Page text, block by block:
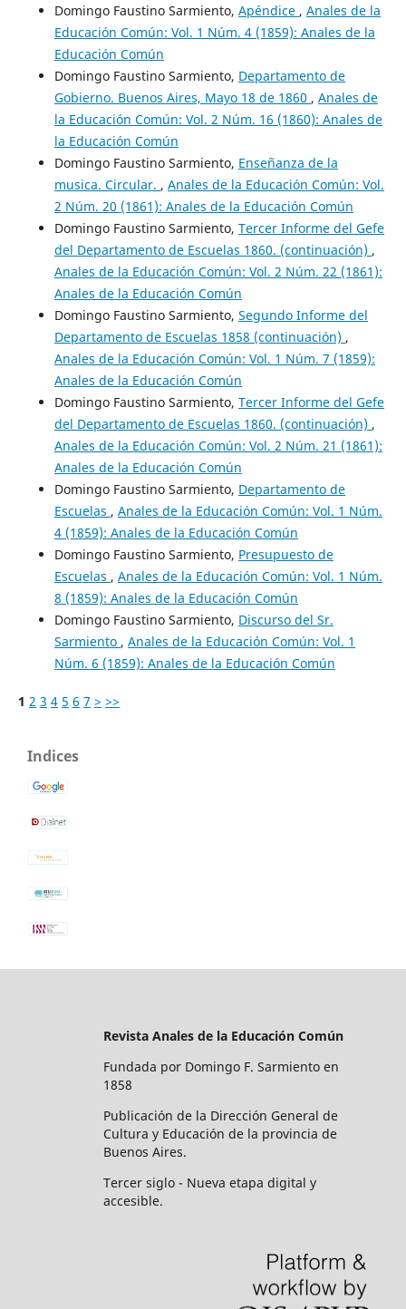
Domingo Faustino Sarmiento, Apéndice , Anales de la
Educación Común: Vol. 1 Núm. 4 (1859): Anales de la
Educación Común
Domingo Faustino Sarmiento, Departamento de
Gobierno. Buenos Aires, Mayo 18 de 1860 , Anales de
la Educación Común: Vol. 2 Núm. 16 (1860): Anales de
la Educación Común
Domingo Faustino Sarmiento, Enseñanza de la
musica. Circular. , Anales de la Educación Común: Vol.
2 Núm. 20 (1861): Anales de la Educación Común
Domingo Faustino Sarmiento, Tercer Informe del Gefe
del Departamento de Escuelas 1860. (continuación) ,
Anales de la Educación Común: Vol. 2 Núm. 22 (1861):
Anales de la Educación Común
Domingo Faustino Sarmiento, Segundo Informe del
Departamento de Escuelas 1858 (continuación) ,
Anales de la Educación Común: Vol. 1 Núm. 7 (1859):
Anales de la Educación Común
Domingo Faustino Sarmiento, Tercer Informe del Gefe
del Departamento de Escuelas 1860. (continuación) ,
Anales de la Educación Común: Vol. 2 Núm. 21 (1861):
Anales de la Educación Común
Domingo Faustino Sarmiento, Departamento de
Escuelas , Anales de la Educación Común: Vol. 1 Núm.
4 (1859): Anales de la Educación Común
Domingo Faustino Sarmiento, Presupuesto de
Escuelas , Anales de la Educación Común: Vol. 1 Núm.
8 (1859): Anales de la Educación Común
Domingo Faustino Sarmiento, Discurso del Sr.
Sarmiento , Anales de la Educación Común: Vol. 1
Núm. 6 (1859): Anales de la Educación Común
1 2 3 4 5 6 7 > >>
Indices
Revista Anales de la Educación Común
Fundada por Domingo F. Sarmiento en
1858
Publicación de la Dirección General de
Cultura y Educación de la provincia de
Buenos Aires.
Tercer siglo - Nueva etapa digital y
accesible.